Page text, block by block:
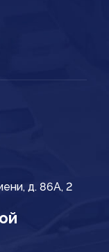
д. 86А, 2